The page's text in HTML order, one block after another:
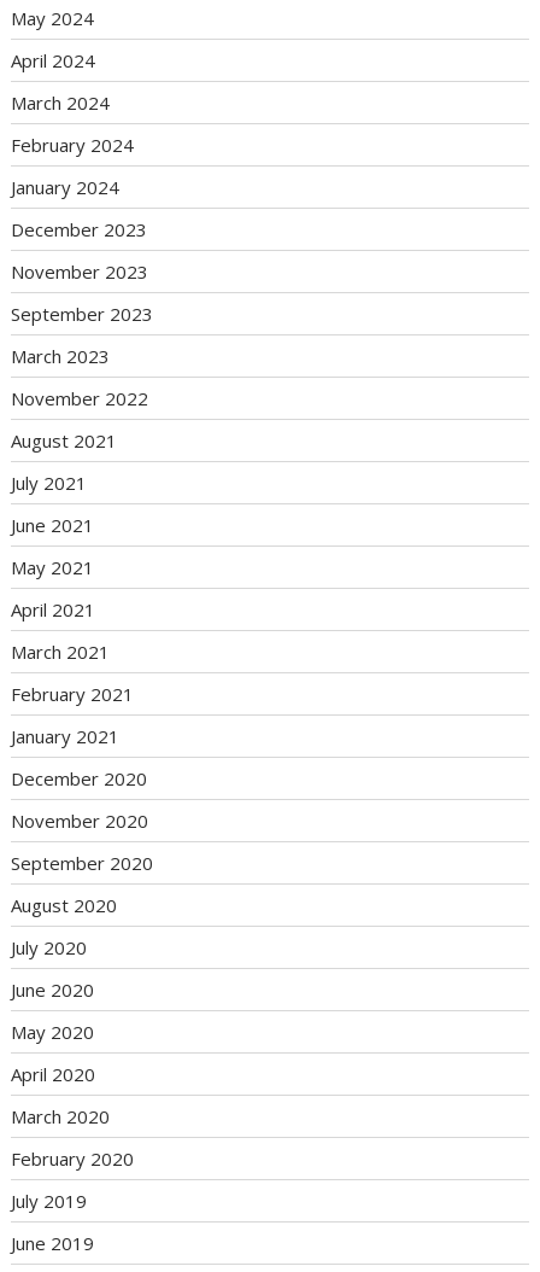
May 2024
April 2024
March 2024
February 2024
January 2024
December 2023
November 2023
September 2023
March 2023
November 2022
August 2021
July 2021
June 2021
May 2021
April 2021
March 2021
February 2021
January 2021
December 2020
November 2020
September 2020
August 2020
July 2020
June 2020
May 2020
April 2020
March 2020
February 2020
July 2019
June 2019